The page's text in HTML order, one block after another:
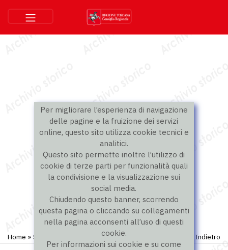
Per migliorare l’esperienza di navigazione
delle pagine e la fruizione dei servizi
online, questo sito utilizza cookie tecnici e
analitici.
Questo sito permette inoltre l’utilizzo di
cookie di terze parti per funzionalità quali
la condivisione e la visualizzazione sui
social media.
Chiudendo questo banner, scorrendo
questa pagina o cliccando su collegamenti
nella pagina acconsenti all’uso di questi
cookie.
Per informazioni sui cookie e su come
Home » Storico »Consiglieri Indietro